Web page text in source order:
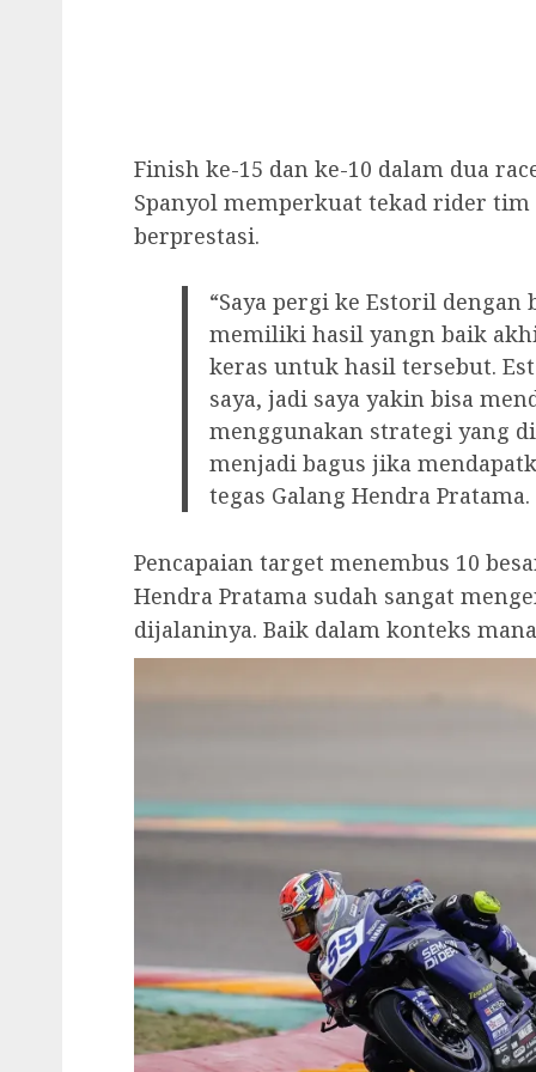
Finish ke-15 dan ke-10 dalam dua
Spanyol memperkuat tekad rider
berprestasi.
“Saya pergi ke Estoril
memiliki hasil yangn baik
keras untuk hasil tersebut.
saya, jadi saya yakin bisa
menggunakan strategi yang
menjadi bagus jika
tegas Galang Hendra Pratama.
Pencapaian target menembus 10
Hendra Pratama sudah sangat
dijalaninya. Baik dalam konteks